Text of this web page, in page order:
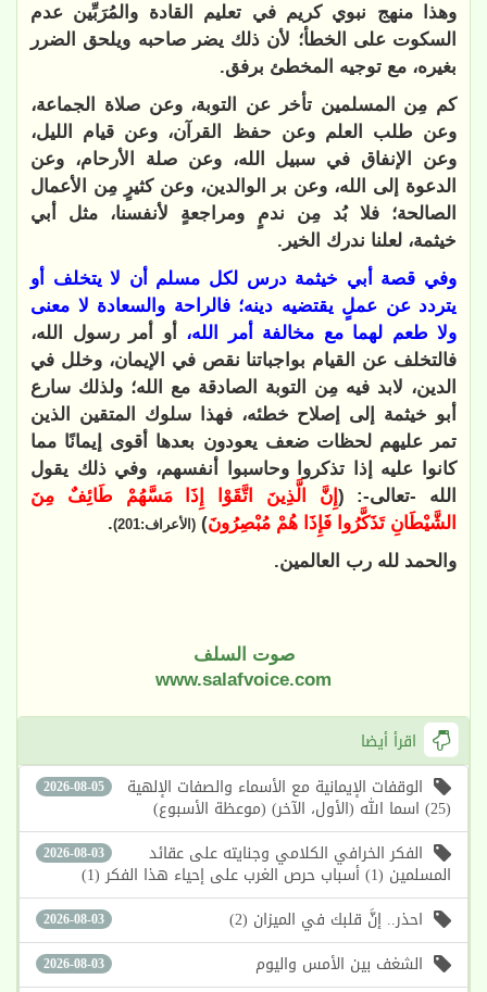
وهذا منهج نبوي كريم في تعليم القادة والمُرَبِّين عدم
السكوت على الخطأ؛ لأن ذلك يضر صاحبه ويلحق الضرر
بغيره، مع توجيه المخطئ برفق.
كم مِن المسلمين تأخر عن التوبة، وعن صلاة الجماعة،
وعن طلب العلم وعن حفظ القرآن، وعن قيام الليل،
وعن الإنفاق في سبيل الله، وعن صلة الأرحام، وعن
الدعوة إلى الله، وعن بر الوالدين، وعن كثيرٍ مِن الأعمال
الصالحة؛ فلا بُد مِن ندمٍ ومراجعةٍ لأنفسنا، مثل أبي
خيثمة، لعلنا ندرك الخير.
وفي قصة أبي خيثمة درس لكل مسلم أن لا يتخلف أو
يتردد عن عملٍ يقتضيه دينه؛ فالراحة والسعادة لا معنى
ولا طعم لهما مع مخالفة أمر الله، أو أمر رسول الله،
فالتخلف عن القيام بواجباتنا نقص في الإيمان، وخلل في
الدين، لابد فيه مِن التوبة الصادقة مع الله؛ ولذلك سارع
أبو خيثمة إلى إصلاح خطئه، فهذا سلوك المتقين الذين
تمر عليهم لحظات ضعف يعودون بعدها أقوى إيمانًا مما
كانوا عليه إذا تذكروا وحاسبوا أنفسهم، وفي ذلك يقول
الله -تعالى-: (إِنَّ الَّذِينَ اتَّقَوْا إِذَا مَسَّهُمْ طَائِفٌ مِنَ
الشَّيْطَانِ تَذَكَّرُوا فَإِذَا هُمْ مُبْصِرُونَ) (الأعراف:201)
.
والحمد لله رب العالمين.
صوت السلف
www.salafvoice.com
اقرأ أيضا
2026-08-05 الوقفات الإيمانية مع الأسماء والصفات الإلهية
(25) اسما الله (الأول، الآخر) (موعظة الأسبوع)
2026-08-03 الفكر الخرافي الكلامي وجنايته على عقائد
المسلمين (1) أسباب حرص الغرب على إحياء هذا الفكر (1)
2026-08-03 احذر.. إنَّ قلبك في الميزان (2)
2026-08-03 الشغف بين الأمس واليوم